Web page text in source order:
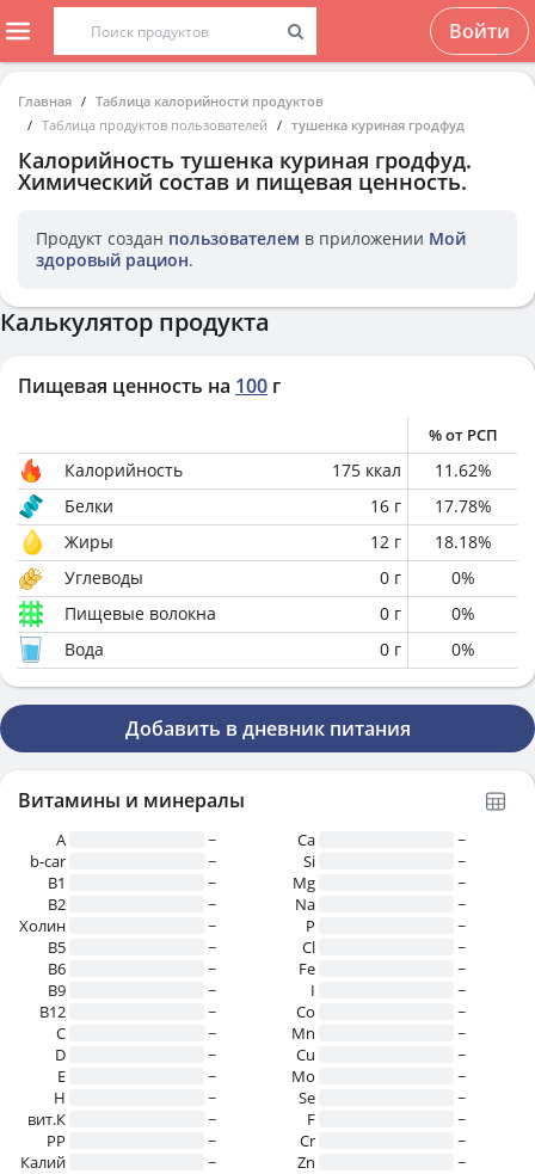
Войти
Главная
Таблица калорийности продуктов
Таблица продуктов пользователей
тушенка куриная гродфуд
Калорийность тушенка куриная гродфуд.
Химический состав и пищевая ценность.
Продукт создан пользователем в приложении Мой
здоровый рацион.
Калькулятор продукта
Пищевая ценность на 100 г
% от РСП
Калорийность 175 ккал 11.62%
Белки
16 г 17.78%
Жиры
12 г 18.18%
Углеводы
0 г 0%
Пищевые волокна
0 г 0%
Вода
0 г 0%
Добавить в дневник питания
Витамины и минералы
A
~
b-car
~
В1
~
B2
~
Холин
~
B5
~
B6
~
B9
~
B12
~
C
~
D
~
E
~
H
~
вит.К
~
PP
~
Калий
~
Ca
~
Si
~
Mg
~
Na
~
P
~
Cl
~
Fe
~
I
~
Co
~
Mn
~
Cu
~
Mo
~
Se
~
F
~
Cr
~
Zn
~